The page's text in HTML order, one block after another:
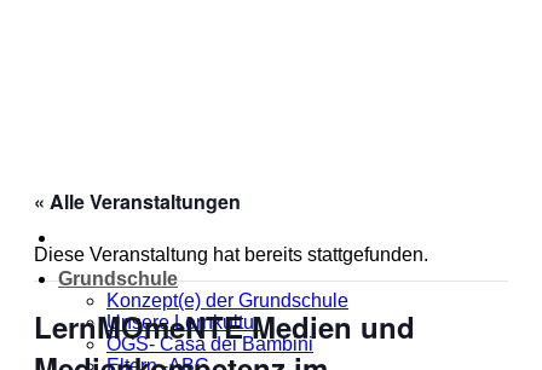
Grundschule
Konzept(e) der Grundschule
Unsere Lernkultur
OGS- Casa dei Bambini
Eltern -ABC
« Alle Veranstaltungen
Diese Veranstaltung hat bereits stattgefunden.
LernMOmeNTE Medien und